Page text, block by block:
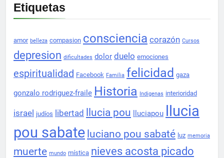
Etiquetas
amor belleza compasion consciencia corazón Cursos
depresion dificultades dolor duelo emociones
espiritualidad Facebook Familia felicidad gaza
gonzalo rodriguez-fraile Historia Indigenas interioridad
israel judíos libertad llucia pou lluciapou llucia
pou sabate luciano pou sabaté luz memoria
muerte mundo mística nieves acosta picado